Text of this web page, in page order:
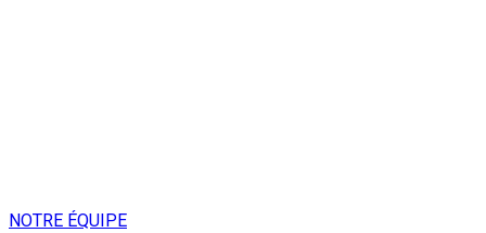
NOTRE ÉQUIPE